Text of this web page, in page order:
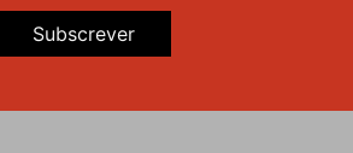
Subscrever